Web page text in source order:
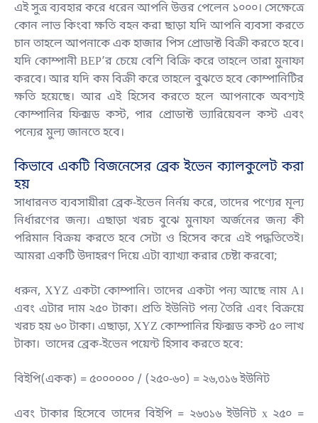
এই সুত্র ব্যবহার করে ধরেন আপনি উত্তর পেলেন ১০০০। সেক্ষেত্রে
কোন লাভ কিংবা ক্ষতি বহন করা ছাড়া যদি আপনি ব্যবসা করতে
চান তাহলে আপনাকে এক হাজার পিস প্রোডাক্ট বিক্রী করতে হবে।
যদি কোম্পানী BEP’র চেয়ে বেশি বিক্রি করে তাহলে তারা মুনাফা
করবে। আর যদি কম বিক্রী করে তাহলে বুঝতে হবে কোম্পানিটির
ক্ষতি হয়েছে। আর এই হিসেব করতে হলে আপনাকে অবশ্যই
কোম্পানির ফিক্সড কস্ট, পার প্রোডাক্ট ভ্যারিয়েবল কস্ট এবং
পন্যের মুল্য জানতে হবে।
কিভাবে একটি বিজনেসের ব্রেক ইভেন ক্যালকুলেট করা
হয়
সাধারনত ব্যবসায়ীরা ব্রেক-ইভেন নির্নয় করে, তাদের পণ্যের মূল্য
নির্ধারণের জন্য। এছাড়া খরচ বুঝে মুনাফা অর্জনের জন্য কী
পরিমান বিক্রয় করতে হবে সেটা ও হিসেব করে এই পদ্ধতিতেই।
আমরা একটি উদাহরণ দিয়ে এটা ব্যাখ্যা করার চেষ্টা করবো;
ধরুন, XYZ একটা কোম্পানি। তাদের একটা পন্য আছে নাম A।
এবং এটার দাম ২৫০ টাকা। প্রতি ইউনিট পন্য তৈরি এবং বিক্রয়ে
খরচ হয় ৬০ টাকা। এছাড়া, XYZ কোম্পানির ফিক্সড কস্ট ৫০ লাখ
টাকা। তাদের ব্রেক-ইভেন পয়েন্ট হিসাব করতে হবে:
বিইপি(একক) = ৫০০০০০০ / (২৫০-৬০) = ২৬,৩১৬ ইউনিট
এবং টাকার হিসেবে তাদের বিইপি = ২৬৩১৬ ইউনিট x ২৫০ =